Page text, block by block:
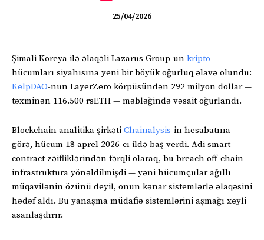
25/04/2026
Şimali Koreya ilə əlaqəli Lazarus Group-un kripto
hücumları siyahısına yeni bir böyük oğurluq əlavə olundu:
KelpDAO-nun LayerZero körpüsündən 292 milyon dollar —
təxminən 116.500 rsETH — məbləğində vəsait oğurlandı.
Blockchain analitika şirkəti Chainalysis-in hesabatına
görə, hücum 18 aprel 2026-cı ildə baş verdi. Adi smart-
contract zəifliklərindən fərqli olaraq, bu breach off-chain
infrastruktura yönəldilmişdi — yəni hücumçular ağıllı
müqavilənin özünü deyil, onun kənar sistemlərlə əlaqəsini
hədəf aldı. Bu yanaşma müdafiə sistemlərini aşmağı xeyli
asanlaşdırır.